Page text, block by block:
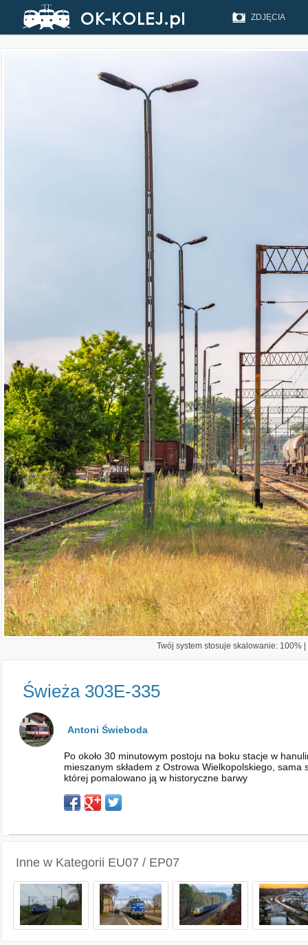
ZDJĘCIA
Twój system stosuje skalowanie: 100%
Świeża 303E-335
Antoni Świeboda
Po około 30 minutowym postoju na boku stacje w
mieszanym składem z Ostrowa Wielkopolskiego,
której pomalowano ją w historyczne barwy
Inne w Kategorii EU07 / EP07